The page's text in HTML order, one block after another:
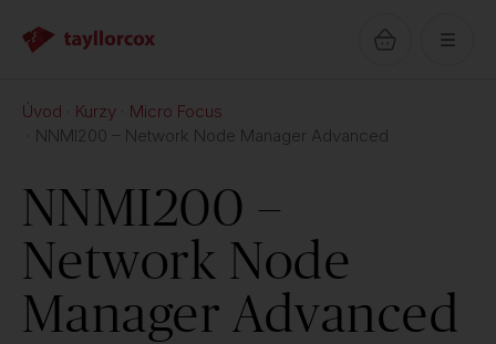
Úvod Kurzy
Micro Focus
NNMI200 – Network Node Manager Advanced
NNMI200 –
Network Node
Manager Advanced